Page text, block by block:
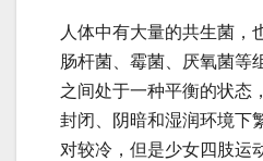
人体中有大量的共生菌，
肠杆菌、霉菌、厌氧菌等
之间处于一种平衡的状态
封闭、阴暗和湿润环境下
对较冷，但是少女四肢运